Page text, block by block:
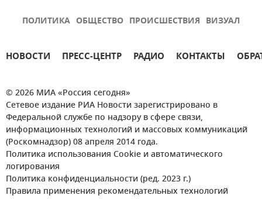
ПОЛИТИКА ОБЩЕСТВО ПРОИСШЕСТВИЯ ВИЗУАЛ
НОВОСТИ ПРЕСС-ЦЕНТР РАДИО КОНТАКТЫ
© 2026 МИА «Россия сегодня»
Сетевое издание РИА Новости зарегистрировано в
Федеральной службе по надзору в сфере связи,
информационных технологий и массовых коммуникаций
(Роскомнадзор) 08 апреля 2014 года.
Политика использования Cookie и автоматического
логирования
Политика конфиденциальности (ред. 2023 г.)
Правила применения рекомендательных технологий